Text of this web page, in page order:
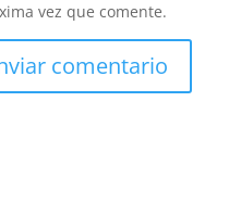
vez que comente.